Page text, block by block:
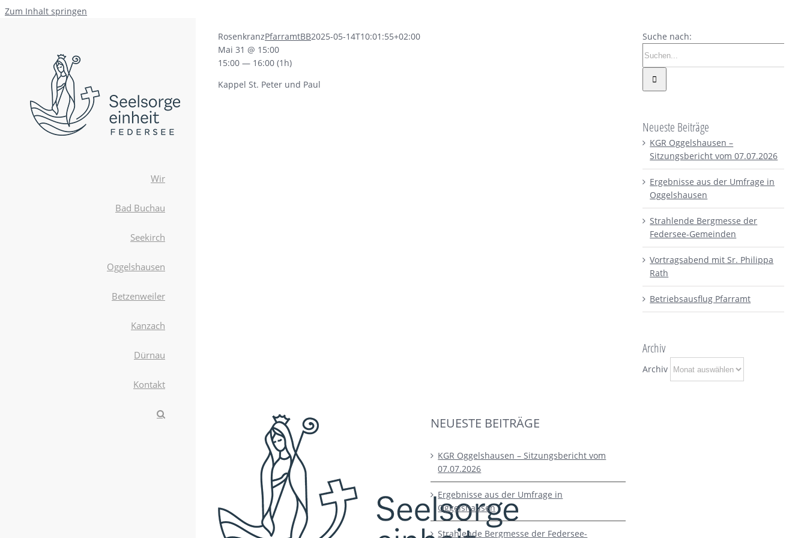
Zum Inhalt springen
Wir
Bad Buchau
Seekirch
Oggelshausen
Betzenweiler
Kanzach
Dürnau
Kontakt
RosenkranzPfarramtBB2025-05-14T10:01:55+02:00
Mai 31 @ 15:00
15:00 — 16:00 (1h)
Kappel St. Peter und Paul
Suche nach:
Neueste Beiträge
KGR Oggelshausen –
Sitzungsbericht vom 07.07.2026
Ergebnisse aus der Umfrage in
Oggelshausen
Strahlende Bergmesse der
Federsee-Gemeinden
Vortragsabend mit Sr. Philippa
Rath
Betriebsausflug Pfarramt
Archiv
Archiv
NEUESTE BEITRÄGE
KGR Oggelshausen – Sitzungsbericht vom
07.07.2026
Ergebnisse aus der Umfrage in
Oggelshausen
Strahlende Bergmesse der Federsee-